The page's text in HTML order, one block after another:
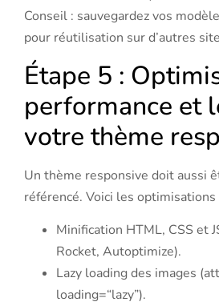
Conseil : sauvegardez vos
pour réutilisation sur d’autres
Étape 5 :
performance et
votre thème
Un thème responsive doit aussi
référencé. Voici les optimisations
Minification HTML, CSS et
Rocket, Autoptimize).
Lazy loading des images
loading=“lazy”).